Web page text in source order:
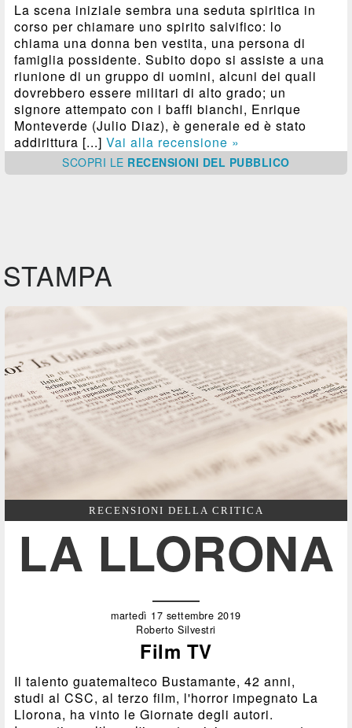
La scena iniziale sembra una seduta spiritica in
corso per chiamare uno spirito salvifico: lo
chiama una donna ben vestita, una persona di
famiglia possidente. Subito dopo si assiste a una
riunione di un gruppo di uomini, alcuni dei quali
dovrebbero essere militari di alto grado; un
signore attempato con i baffi bianchi, Enrique
Monteverde (Julio Diaz), è generale ed è stato
addirittura [...]Vai alla recensione »
SCOPRI LE RECENSIONI DEL PUBBLICO
STAMPA
RECENSIONI DELLA CRITICA
LA LLORONA
martedì 17 settembre 2019
Roberto Silvestri
Film TV
Il talento guatemalteco Bustamante, 42 anni,
studi al CSC, al terzo film, l'horror impegnato La
Llorona, ha vinto le Giornate degli autori.